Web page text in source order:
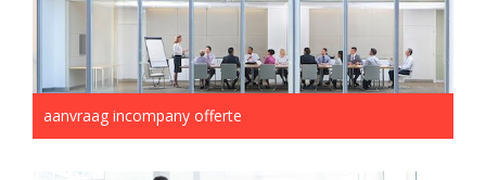
aanvraag incompany offerte